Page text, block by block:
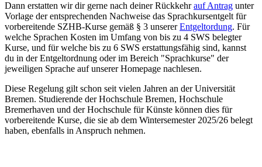
Dann erstatten wir dir gerne nach deiner Rückkehrauf Antrag unter
Vorlage der entsprechenden Nachweise das Sprachkursentgelt für
vorbereitende SZHB-Kurse gemäß § 3 unsererEntgeltordung. Für
welche Sprachen Kosten im Umfang von bis zu 4 SWS belegter
Kurse, und für welche bis zu 6 SWS erstattungsfähig sind, kannst
du in der Entgeltordnung oder im Bereich "Sprachkurse" der
jeweiligen Sprache auf unserer Homepage nachlesen.
Diese Regelung gilt schon seit vielen Jahren an der Universität
Bremen. Studierende der Hochschule Bremen, Hochschule
Bremerhaven und der Hochschule für Künste können dies für
vorbereitende Kurse, die sie ab dem Wintersemester 2025/26 belegt
haben, ebenfalls in Anspruch nehmen.